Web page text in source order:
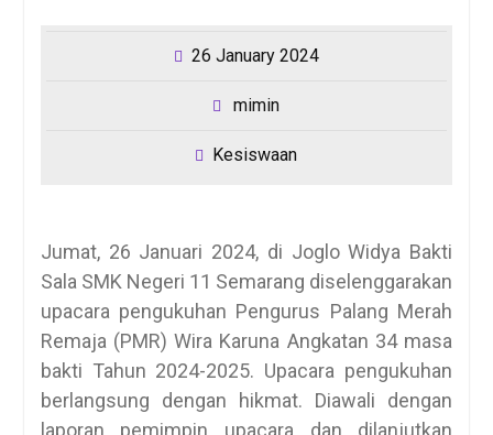
26 January 2024
mimin
Kesiswaan
Jumat, 26 Januari 2024, di Joglo Widya Bakti
Sala SMK Negeri 11 Semarang diselenggarakan
upacara pengukuhan Pengurus Palang Merah
Remaja (PMR) Wira Karuna Angkatan 34 masa
bakti Tahun 2024-2025. Upacara pengukuhan
berlangsung dengan hikmat. Diawali dengan
laporan pemimpin upacara dan dilanjutkan